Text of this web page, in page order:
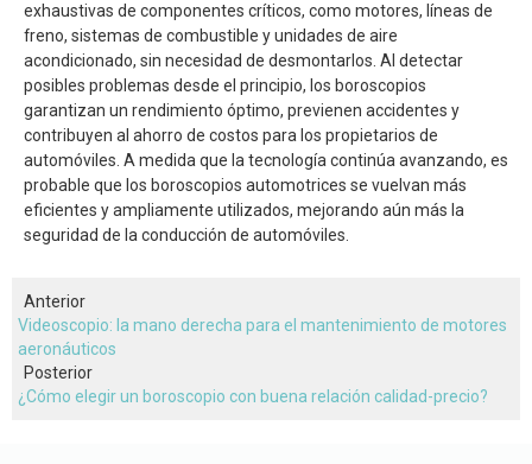
exhaustivas de componentes críticos, como motores, líneas de
freno, sistemas de combustible y unidades de aire
acondicionado, sin necesidad de desmontarlos. Al detectar
posibles problemas desde el principio, los boroscopios
garantizan un rendimiento óptimo, previenen accidentes y
contribuyen al ahorro de costos para los propietarios de
automóviles. A medida que la tecnología continúa avanzando, es
probable que los boroscopios automotrices se vuelvan más
eficientes y ampliamente utilizados, mejorando aún más la
seguridad de la conducción de automóviles.
Anterior
Videoscopio: la mano derecha para el mantenimiento de motores
aeronáuticos
Posterior
¿Cómo elegir un boroscopio con buena relación calidad-precio?